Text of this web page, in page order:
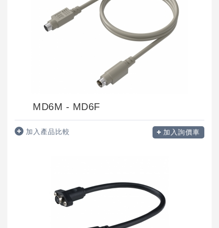
MD6M - MD6F
加入產品比較 加入詢價車